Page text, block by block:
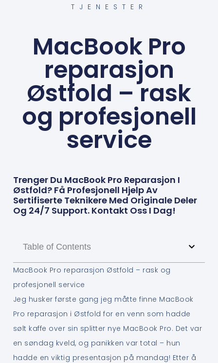
TJENESTER
MacBook Pro
reparasjon
Østfold – rask
og profesjonell
service
Trenger Du MacBook Pro Reparasjon I
Østfold? Få Profesjonell Hjelp Av
Sertifiserte Teknikere Med Originale Deler
Og 24/7 Support. Kontakt Oss I Dag!
Table of Contents
MacBook Pro reparasjon Østfold – rask og
profesjonell service
Jeg husker første gang jeg måtte finne MacBook
Pro reparasjon i Østfold for en venn som hadde
sølt kaffe over sin splitter nye MacBook Pro. Det var
en søndag kveld, og panikken var total – hun
hadde en viktig presentasjon på mandag! Etter å